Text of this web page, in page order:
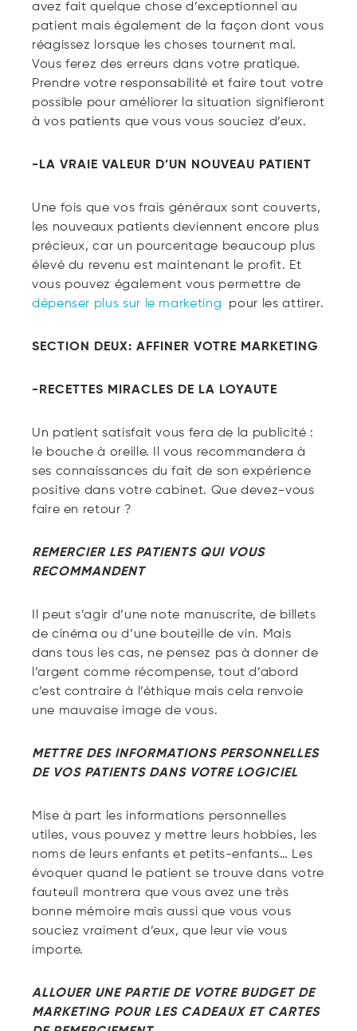
avez fait quelque chose d’exceptionnel au
patient mais également de la façon dont vous
réagissez lorsque les choses tournent mal.
Vous ferez des erreurs dans votre pratique.
Prendre votre responsabilité et faire tout votre
possible pour améliorer la situation signifieront
à vos patients que vous vous souciez d’eux.
-LA VRAIE VALEUR D’UN NOUVEAU PATIENT
Une fois que vos frais généraux sont couverts,
les nouveaux patients deviennent encore plus
précieux, car un pourcentage beaucoup plus
élevé du revenu est maintenant le profit. Et
vous pouvez également vous permettre de
dépenser plus sur le marketing pour les attirer.
SECTION DEUX: AFFINER VOTRE MARKETING
-RECETTES MIRACLES DE LA LOYAUTE
Un patient satisfait vous fera de la publicité :
le bouche à oreille. Il vous recommandera à
ses connaissances du fait de son expérience
positive dans votre cabinet. Que devez-vous
faire en retour ?
REMERCIER LES PATIENTS QUI VOUS
RECOMMANDENT
Il peut s’agir d’une note manuscrite, de billets
de cinéma ou d’une bouteille de vin. Mais
dans tous les cas, ne pensez pas à donner de
l’argent comme récompense, tout d’abord
c’est contraire à l’éthique mais cela renvoie
une mauvaise image de vous.
METTRE DES INFORMATIONS PERSONNELLES
DE VOS PATIENTS DANS VOTRE LOGICIEL
Mise à part les informations personnelles
utiles, vous pouvez y mettre leurs hobbies, les
noms de leurs enfants et petits-enfants… Les
évoquer quand le patient se trouve dans votre
fauteuil montrera que vous avez une très
bonne mémoire mais aussi que vous vous
souciez vraiment d’eux, que leur vie vous
importe.
ALLOUER UNE PARTIE DE VOTRE BUDGET DE
MARKETING POUR LES CADEAUX ET CARTES